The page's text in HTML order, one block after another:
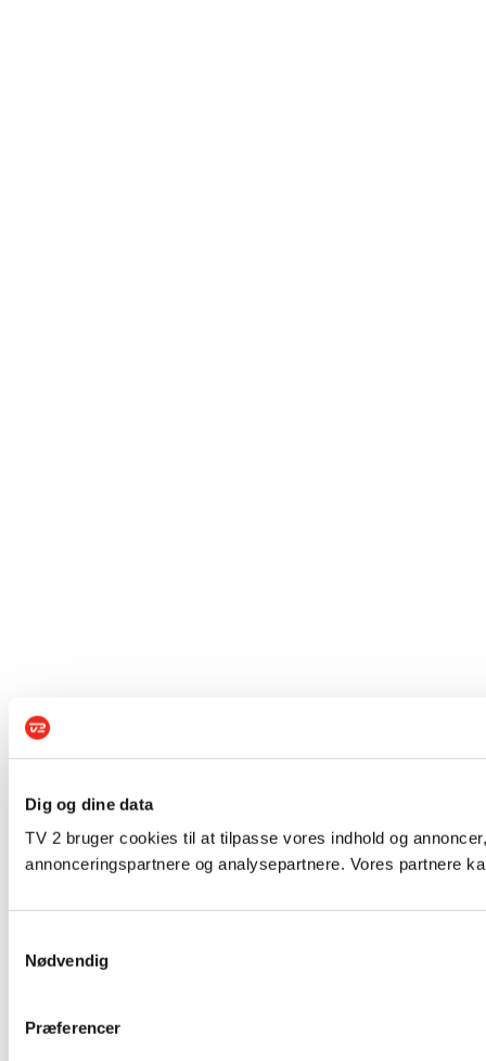
Dig og dine data
TV 2 bruger cookies til at tilpasse vores indhold og
annonceringspartnere og analysepartnere. Vores partnere
Nødvendig
Præferencer